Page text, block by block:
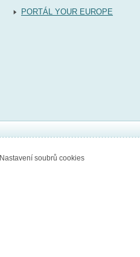
PORTÁL YOUR EUROPE
Nastavení soubrů cookies